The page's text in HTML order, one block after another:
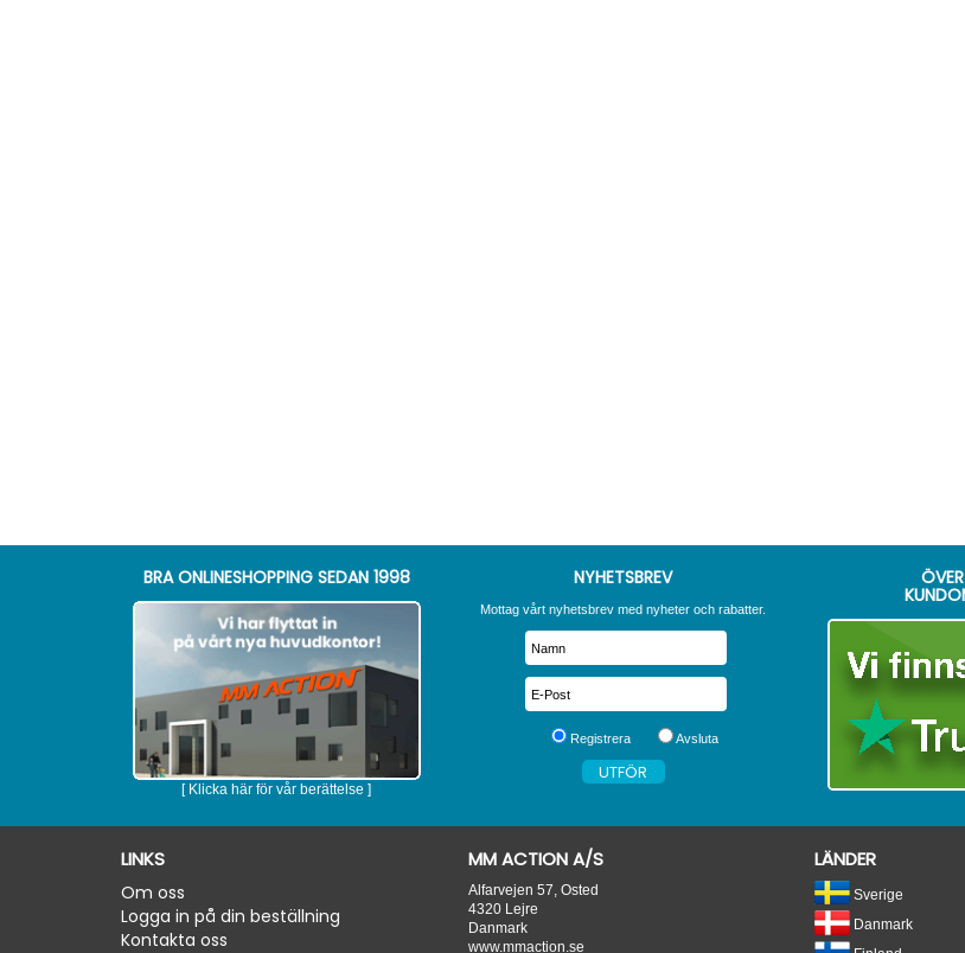
BRA ONLINESHOPPING SEDAN 1998
[ Klicka här för vår berättelse ]
NYHETSBREV
Mottag vårt nyhetsbrev med nyheter och rabatter.
Registrera Avsluta
ÖVER
LINKS
Om oss
Logga in på din beställning
Kontakta oss
MM ACTION A/S
Alfarvejen 57, Osted
4320 Lejre
Danmark
www.mmaction.se
LÄNDER
Sverige
Danmark